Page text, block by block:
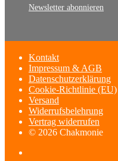
Newsletter abonnieren
Kontakt
Impressum & AGB
Datenschutzerklärung
Cookie-Richtlinie (EU)
Versand
Widerrufsbelehrung
Vertrag widerrufen
© 2026 Chakmonie